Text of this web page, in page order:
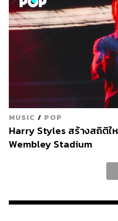
MUSIC / POP
Harry Styles สร้างสถิติใ
Wembley Stadium